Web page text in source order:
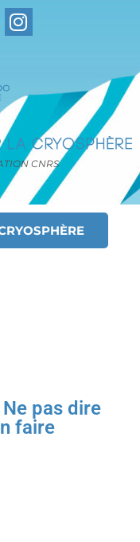
CNRS
pas dire
faire